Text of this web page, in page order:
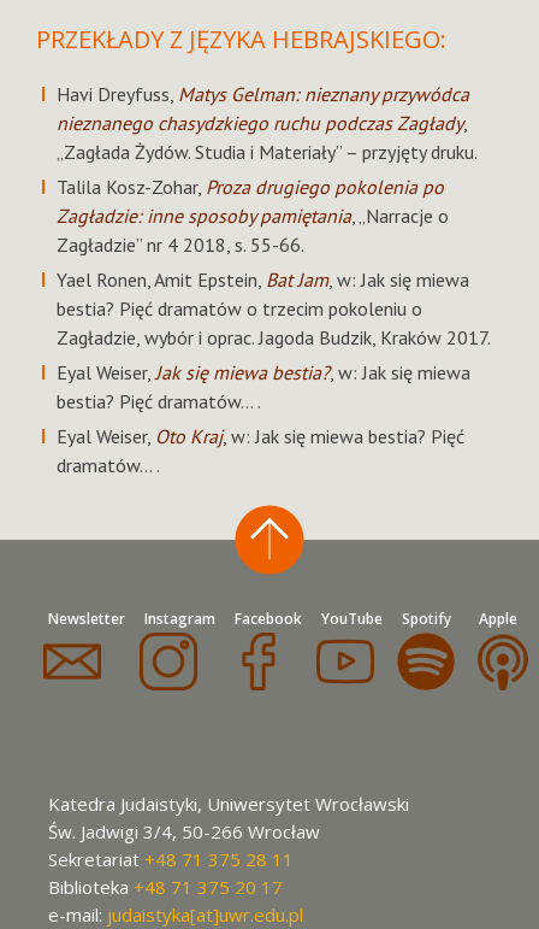
PRZEKŁADY Z JĘZYKA HEBRAJSKIEGO:
Havi Dreyfuss, Matys Gelman: nieznany przywódca
nieznanego chasydzkiego ruchu podczas Zagłady,
„Zagłada Żydów. Studia i Materiały” – przyjęty druku.
Talila Kosz-Zohar, Proza drugiego pokolenia po
Zagładzie: inne sposoby pamiętania, „Narracje o
Zagładzie” nr 4 2018, s. 55-66.
Yael Ronen, Amit Epstein, Bat Jam, w: Jak się miewa
bestia? Pięć dramatów o trzecim pokoleniu o
Zagładzie, wybór i oprac. Jagoda Budzik, Kraków 2017.
Eyal Weiser, Jak się miewa bestia?, w: Jak się miewa
bestia? Pięć dramatów… .
Eyal Weiser, Oto Kraj, w: Jak się miewa bestia? Pięć
dramatów… .
Newsletter Instagram Facebook YouTube Spotify Apple
Katedra Judaistyki, Uniwersytet Wrocławski
Św. Jadwigi 3/4, 50-266 Wrocław
Sekretariat +48 71 375 28 11
Biblioteka +48 71 375 20 17
e-mail: judaistyka[at]uwr.edu.pl